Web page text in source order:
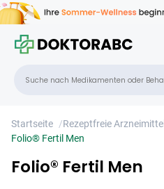
Startseite /Rezeptfreie Arzneimittel
Folio® Fertil Men
Folio® Fertil Men